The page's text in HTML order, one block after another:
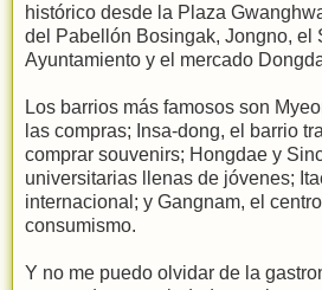
histórico desde la Plaza
del Pabellón Bosingak, Jongno, el
Ayuntamiento y el mercado
Los barrios más famosos son
las compras; Insa-dong, el barrio
comprar souvenirs; Hongdae y
universitarias llenas de jóvenes;
internacional; y Gangnam, el
consumismo.
Y no me puedo olvidar de la